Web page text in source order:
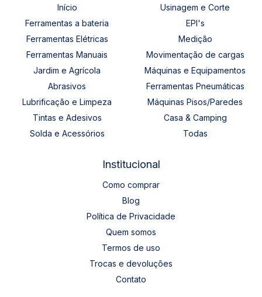
Início
Ferramentas a bateria
Ferramentas Elétricas
Ferramentas Manuais
Jardim e Agrícola
Abrasivos
Lubrificação e Limpeza
Tintas e Adesivos
Solda e Acessórios
Usinagem e Corte
EPI's
Medição
Movimentação de cargas
Máquinas e Equipamentos
Ferramentas Pneumáticas
Máquinas Pisos/Paredes
Casa & Camping
Todas
Institucional
Como comprar
Blog
Política de Privacidade
Quem somos
Termos de uso
Trocas e devoluções
Contato